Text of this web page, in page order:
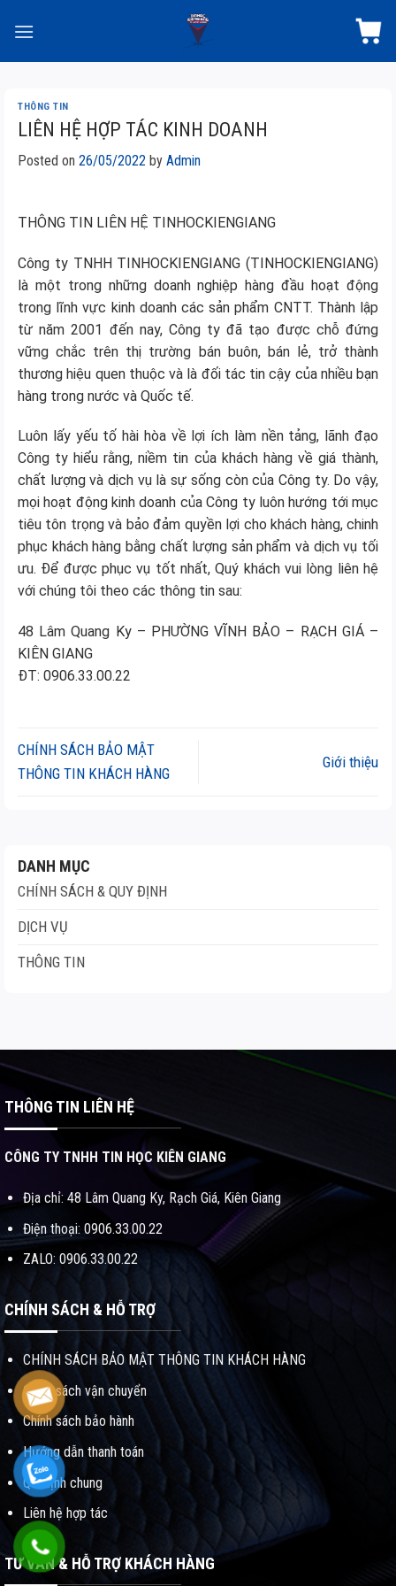
THÔNG TIN
LIÊN HỆ HỢP TÁC KINH DOANH
Posted on 26/05/2022 by Admin
THÔNG TIN LIÊN HỆ TINHOCKIENGIANG
Công ty TNHH TINHOCKIENGIANG (TINHOCKIENGIANG)
là một trong những doanh nghiệp hàng đầu hoạt động
trong lĩnh vực kinh doanh các sản phẩm CNTT. Thành lập
từ năm 2001 đến nay, Công ty đã tạo được chỗ đứng
vững chắc trên thị trường bán buôn, bán lẻ, trở thành
thương hiệu quen thuộc và là đối tác tin cậy của nhiều bạn
hàng trong nước và Quốc tế.
Luôn lấy yếu tố hài hòa về lợi ích làm nền tảng, lãnh đạo
Công ty hiểu rằng, niềm tin của khách hàng về giá thành,
chất lượng và dịch vụ là sự sống còn của Công ty. Do vậy,
mọi hoạt động kinh doanh của Công ty luôn hướng tới mục
tiêu tôn trọng và bảo đảm quyền lợi cho khách hàng, chinh
phục khách hàng bằng chất lượng sản phẩm và dịch vụ tối
ưu. Để được phục vụ tốt nhất, Quý khách vui lòng liên hệ
với chúng tôi theo các thông tin sau:
48 Lâm Quang Ky – PHƯỜNG VĨNH BẢO – RẠCH GIÁ –
KIÊN GIANG
ĐT: 0906.33.00.22
CHÍNH SÁCH BẢO MẬT
THÔNG TIN KHÁCH HÀNG
Giới thiệu
DANH MỤC
CHÍNH SÁCH & QUY ĐỊNH
DỊCH VỤ
THÔNG TIN
THÔNG TIN LIÊN HỆ
CÔNG TY TNHH TIN HỌC KIÊN GIANG
Địa chỉ: 48 Lâm Quang Ky, Rạch Giá, Kiên Giang
Điện thoại: 0906.33.00.22
ZALO: 0906.33.00.22
CHÍNH SÁCH & HỖ TRỢ
CHÍNH SÁCH BẢO MẬT THÔNG TIN KHÁCH HÀNG
Chính sách vận chuyển
Chính sách bảo hành
Hướng dẫn thanh toán
Qui định chung
Liên hệ hợp tác
TƯ VẤN & HỖ TRỢ KHÁCH HÀNG